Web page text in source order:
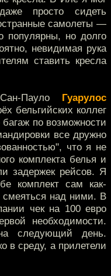
просто сидеть
самолеты —
популярны, но долго
невидимая рука
ставить кресла
Пауло Гуарулос
бельгийских коллег
по возможности
все дружно
что я не
комплекта белья и
задержек рейсов. Я
комплект сам как-
над ними. В
чек на 100 евро
необходимости.
следующий день.
в среду, а прилетели